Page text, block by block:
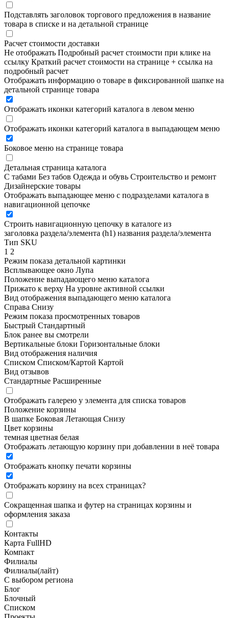
Подставлять заголовок торгового предложения в название
товара в списке и на детальной странице
Расчет стоимости доставки
Не отображать Подробный расчет стоимости при клике на
ссылку Краткий расчет стоимости на странице + ссылка на
подробный расчет
Отображать информацию о товаре в фиксированной шапке на
детальной странице товара
Отображать иконки категорий каталога в левом меню
Отображать иконки категорий каталога в выпадающем меню
Боковое меню на странице товара
Детальная страница каталога
С табами Без табов Одежда и обувь Строительство и ремонт
Дизайнерские товары
Отображать выпадающее меню с подразделами каталога в
навигационной цепочке
Строить навигационную цепочку в каталоге из
заголовка раздела/элемента (h1) названия раздела/элемента
Тип SKU
1 2
Режим показа детальной картинки
Всплывающее окно Лупа
Положение выпадающего меню каталога
Прижато к верху На уровне активной ссылки
Вид отображения выпадающего меню каталога
Справа Снизу
Режим показа просмотренных товаров
Быстрый Стандартный
Блок ранее вы смотрели
Вертикальные блоки Горизонтальные блоки
Вид отображения наличия
Списком Списком/Картой Картой
Вид отзывов
Стандартные Расширенные
Отображать галерею у элемента для списка товаров
Положение корзины
В шапке Боковая Летающая Снизу
Цвет корзины
темная цветная белая
Отображать летающую корзину при добавлении в неё товара
Отображать кнопку печати корзины
Отображать корзину на всех страницах?
Сокращенная шапка и футер на страницах корзины и
оформления заказа
Контакты
Карта FullHD
Компакт
Филиалы
Филиалы(лайт)
С выбором региона
Блог
Блочный
Списком